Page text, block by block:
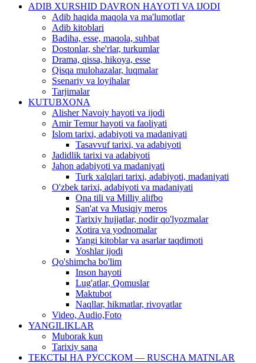
ADIB XURSHID DAVRON HAYOTI VA IJODI
Adib haqida maqola va ma'lumotlar
Adib kitoblari
Badiha, esse, maqola, suhbat
Dostonlar, she'rlar, turkumlar
Drama, qissa, hikoya, esse
Qisqa mulohazalar, luqmalar
Ssenariy va loyihalar
Tarjimalar
KUTUBXONA
Alisher Navoiy hayoti va ijodi
Amir Temur hayoti va faoliyati
Islom tarixi, adabiyoti va madaniyati
Tasavvuf tarixi, va adabiyoti
Jadidlik tarixi va adabiyoti
Jahon adabiyoti va madaniyati
Turk xalqlari tarixi, adabiyoti, madaniyati
O'zbek tarixi, adabiyoti va madaniyati
Ona tili va Milliy alifbo
San'at va Musiqiy meros
Tarixiy hujjatlar, nodir qo'lyozmalar
Xotira va yodnomalar
Yangi kitoblar va asarlar taqdimoti
Yoshlar ijodi
Qo'shimcha bo'lim
Inson hayoti
Lug'atlar, Qomuslar
Maktubot
Naqllar, hikmatlar, rivoyatlar
Video, Audio,Foto
YANGILIKLAR
Muborak kun
Tarixiy sana
ТЕКСТЫ НА РУССКОМ — RUSCHA MATNLAR